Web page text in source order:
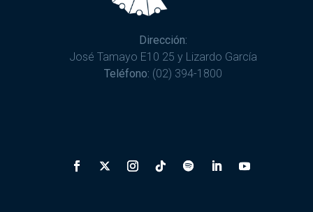
Dirección:
José Tamayo E10 25 y Lizardo García
Teléfono: (02) 394-1800